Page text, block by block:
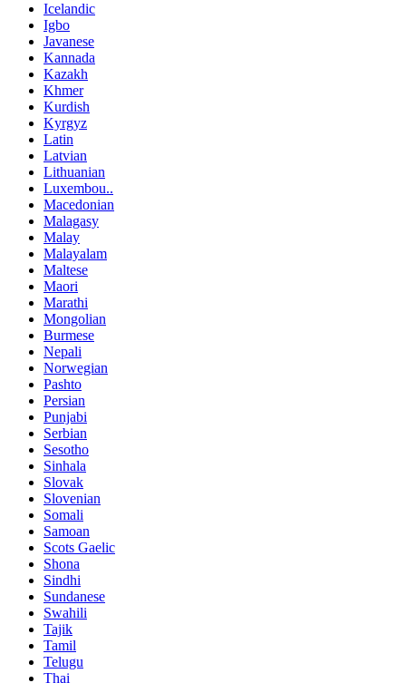
Icelandic
Igbo
Javanese
Kannada
Kazakh
Khmer
Kurdish
Kyrgyz
Latin
Latvian
Lithuanian
Luxembou..
Macedonian
Malagasy
Malay
Malayalam
Maltese
Maori
Marathi
Mongolian
Burmese
Nepali
Norwegian
Pashto
Persian
Punjabi
Serbian
Sesotho
Sinhala
Slovak
Slovenian
Somali
Samoan
Scots Gaelic
Shona
Sindhi
Sundanese
Swahili
Tajik
Tamil
Telugu
Thai